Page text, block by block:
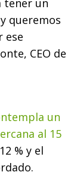
tener un
queremos
ese
CEO de
un
al 15
% y el